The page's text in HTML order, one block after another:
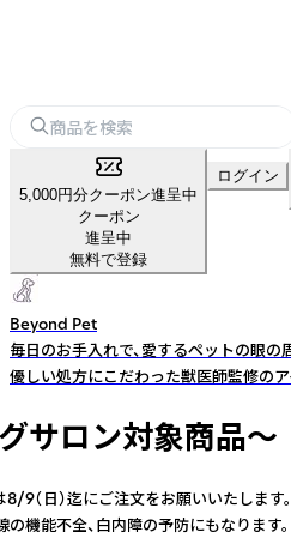
5,000円分クーポン進呈中
クーポン
進呈中
無料で登録
ログイン
Beyond Pet
毎日のお手入れで、愛するペットの眼の
優しい処方にこだわった獣医師監修のア
サロン対象商品～
迄にご注文をお願いいた
不全、白内障の予防にもな